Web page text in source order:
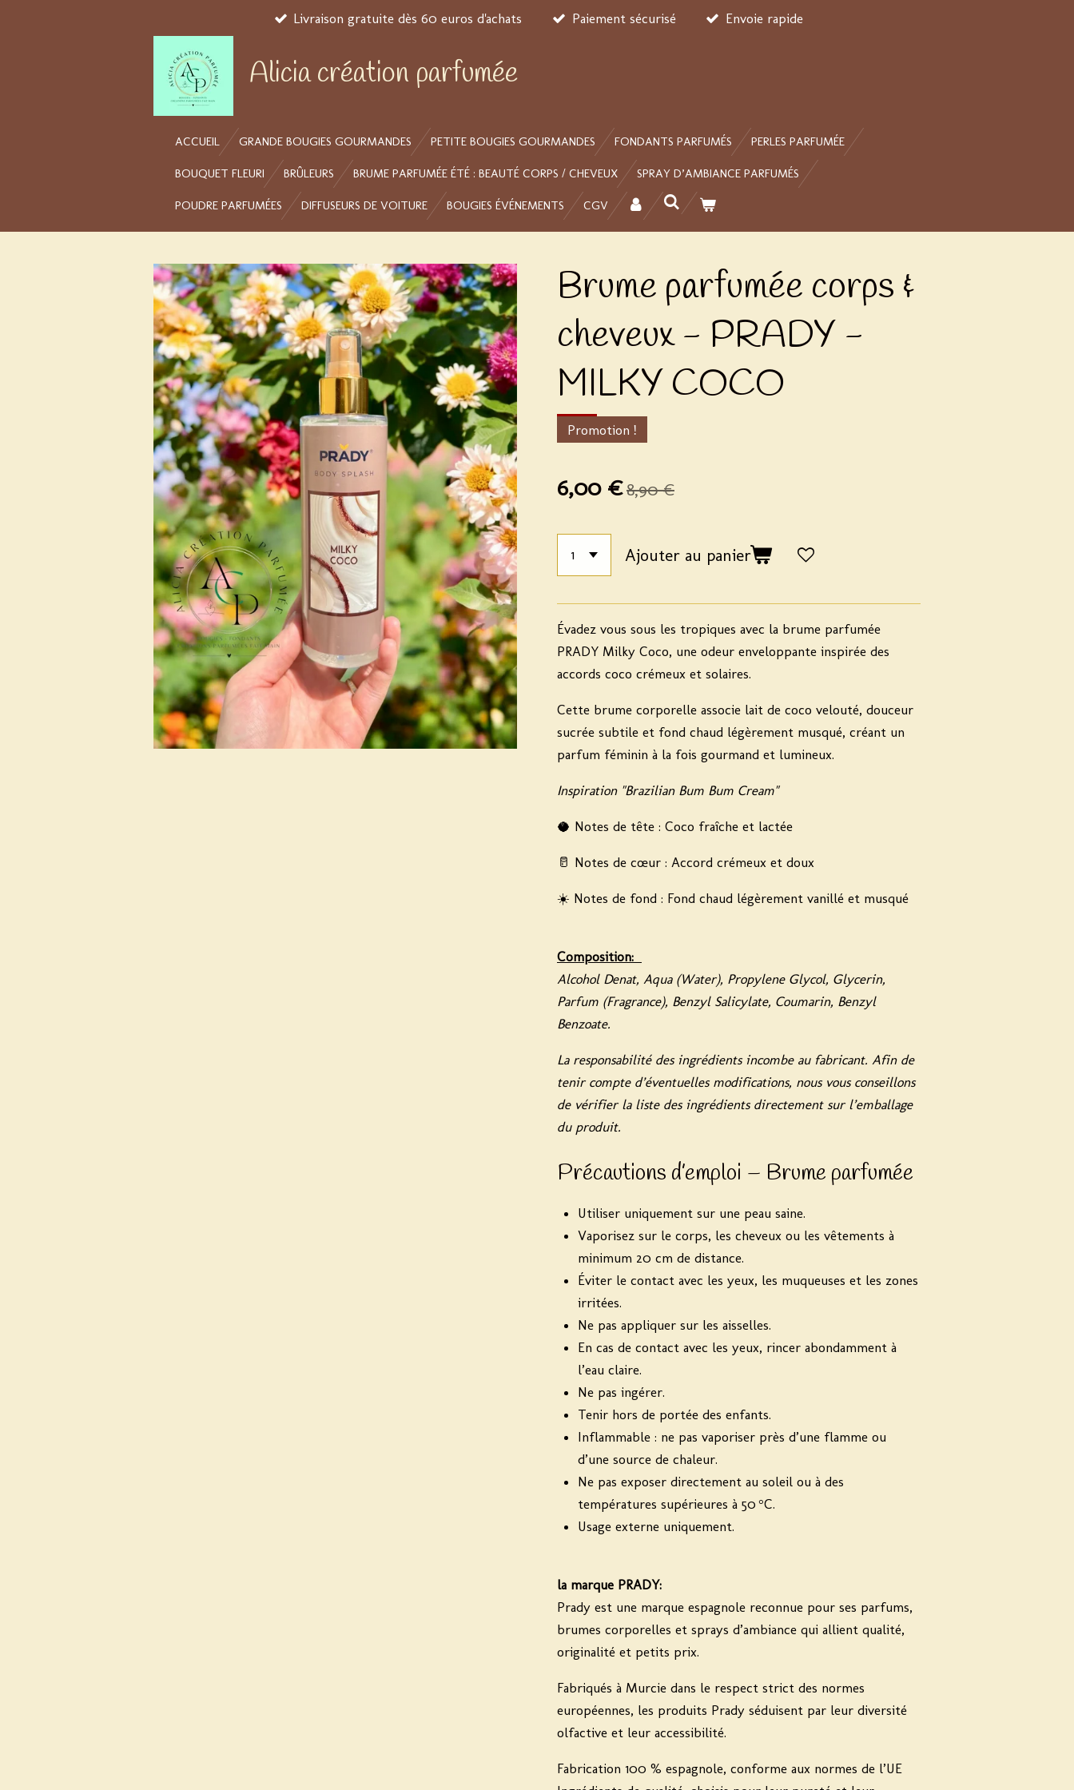
Livraison gratuite dès 60 euros d'achats Paiement sécurisé Envoie rapide
Alicia création parfumée
ACCUEIL GRANDE BOUGIES GOURMANDES PETITE BOUGIES GOURMANDES FONDANTS PARFUMÉS PERLES PARFUMÉE
BOUQUET FLEURI BRÛLEURS BRUME PARFUMÉE ÉTÉ : BEAUTÉ CORPS / CHEVEUX SPRAY D’AMBIANCE PARFUMÉS
POUDRE PARFUMÉES DIFFUSEURS DE VOITURE BOUGIES ÉVÉNEMENTS CGV
Brume parfumée corps &
cheveux - PRADY -
MILKY COCO
Promotion !
6,00 €8,90 €
Ajouter au panier
Évadez vous sous les tropiques avec la brume parfumée
PRADY Milky Coco, une odeur enveloppante inspirée des
accords coco crémeux et solaires.
Cette brume corporelle associe lait de coco velouté, douceur
sucrée subtile et fond chaud légèrement musqué, créant un
parfum féminin à la fois gourmand et lumineux.
Inspiration "Brazilian Bum Bum Cream"
🥥 Notes de tête : Coco fraîche et lactée
🥛 Notes de cœur : Accord crémeux et doux
☀️ Notes de fond : Fond chaud légèrement vanillé et musqué
Composition:
Alcohol Denat, Aqua (Water), Propylene Glycol, Glycerin,
Parfum (Fragrance), Benzyl Salicylate, Coumarin, Benzyl
Benzoate.
La responsabilité des ingrédients incombe au fabricant. Afin de
tenir compte d’éventuelles modifications, nous vous conseillons
de vérifier la liste des ingrédients directement sur l’emballage
du produit.
Précautions d’emploi – Brume parfumée
Utiliser uniquement sur une peau saine.
Vaporisez sur le corps, les cheveux ou les vêtements à
minimum 20 cm de distance.
Éviter le contact avec les yeux, les muqueuses et les zones
irritées.
Ne pas appliquer sur les aisselles.
En cas de contact avec les yeux, rincer abondamment à
l’eau claire.
Ne pas ingérer.
Tenir hors de portée des enfants.
Inflammable : ne pas vaporiser près d’une flamme ou
d’une source de chaleur.
Ne pas exposer directement au soleil ou à des
températures supérieures à 50 °C.
Usage externe uniquement.
la marque PRADY:
Prady est une marque espagnole reconnue pour ses parfums,
brumes corporelles et sprays d’ambiance qui allient qualité,
originalité et petits prix.
Fabriqués à Murcie dans le respect strict des normes
européennes, les produits Prady séduisent par leur diversité
olfactive et leur accessibilité.
Fabrication 100 % espagnole, conforme aux normes de l’UE